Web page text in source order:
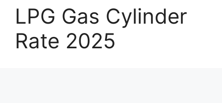
LPG Gas Cylinder
Rate 2025